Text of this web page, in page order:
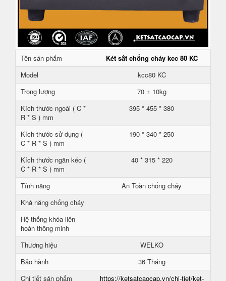
Tên sản phẩm
Két sắt chống cháy kcc 80 KC
Model
kcc80 KC
Trọng lượng
70 ± 10kg
Kích thước ngoài ( C *
R * S ) mm
395 * 455 * 380
Kích thước sử dụng (
C * R * S ) mm
190 * 340 * 250
Kích thước ngăn kéo (
C * R * S ) mm
40 * 315 * 220
Tính năng
An Toàn chống cháy
Khả năng chống cháy
Hệ thống khóa liên
hoàn thông minh
Thương hiệu
WELKO
Bảo hành
36 Tháng
Chi tiết sản phẩm
https://ketsatcaocap.vn/chi-tiet/ket-